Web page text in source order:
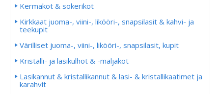
Kermakot & sokerikot
Kirkkaat juoma-, viini-, likööri-, snapsilasit & kahvi- ja
teekupit
Värilliset juoma-, viini-, likööri-, snapsilasit, kupit
Kristalli- ja lasikulhot & -maljakot
Lasikannut & kristallikannut & lasi- & kristallikaatimet ja
karahvit